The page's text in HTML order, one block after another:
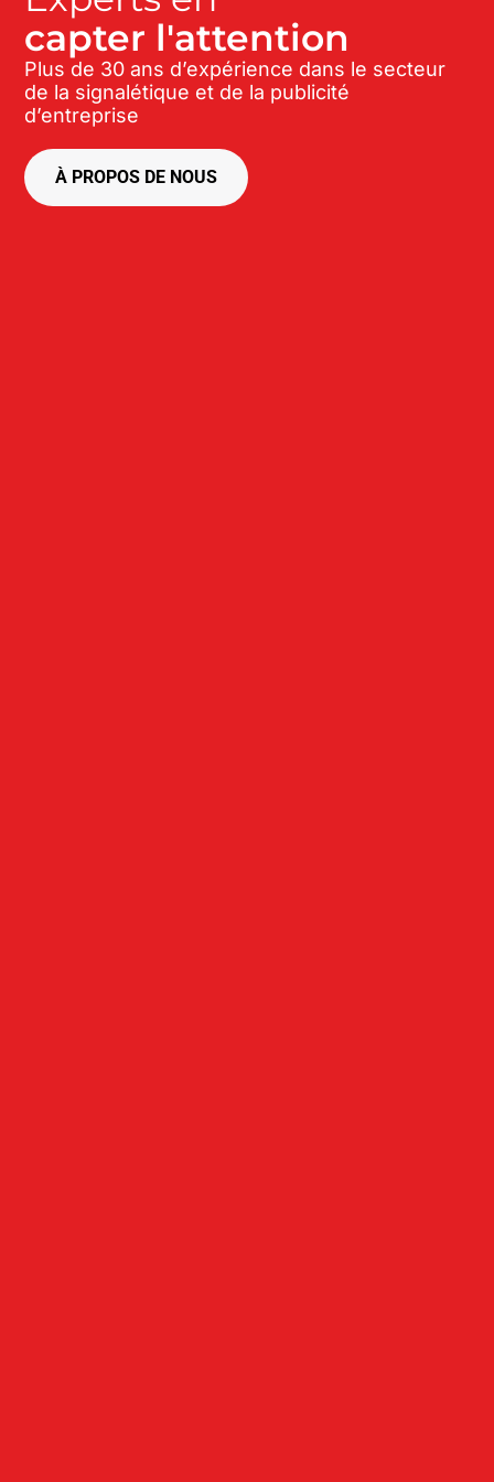
capter l'attention
Plus de 30 ans d’expérience dans le secteur
de la signalétique et de la publicité
d’entreprise
À PROPOS DE NOUS